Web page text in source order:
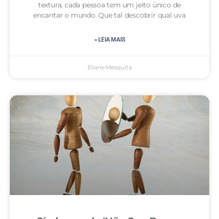
textura, cada pessoa tem um jeito único de
encantar o mundo. Que tal descobrir qual uva
» LEIA MAIS
Eliane Mesquita